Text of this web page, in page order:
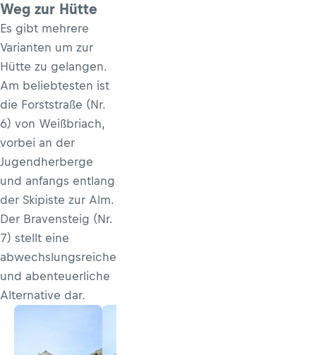
Weg zur Hütte
Es gibt mehrere
Varianten um zur
Hütte zu gelangen.
Am beliebtesten ist
die Forststraße (Nr.
6) von Weißbriach,
vorbei an der
Jugendherberge
und anfangs entlang
der Skipiste zur Alm.
Der Bravensteig (Nr.
7) stellt eine
abwechslungsreiche
und abenteuerliche
Alternative dar.